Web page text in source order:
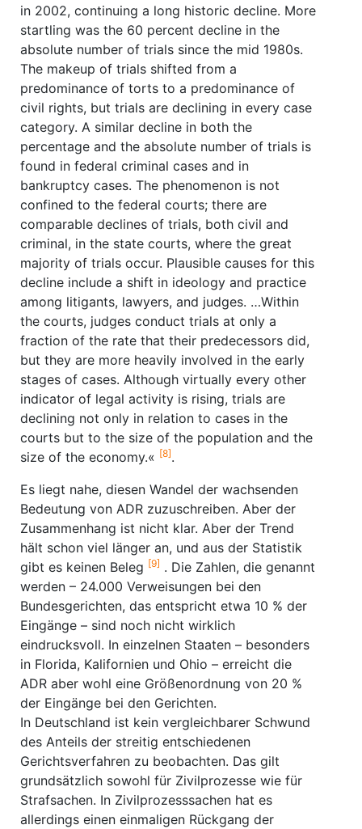
in 2002, continuing a long historic decline. More
startling was the 60 percent decline in the
absolute number of trials since the mid 1980s.
The makeup of trials shifted from a
predominance of torts to a predominance of
civil rights, but trials are declining in every case
category. A similar decline in both the
percentage and the absolute number of trials is
found in federal criminal cases and in
bankruptcy cases. The phenomenon is not
confined to the federal courts; there are
comparable declines of trials, both civil and
criminal, in the state courts, where the great
majority of trials occur. Plausible causes for this
decline include a shift in ideology and practice
among litigants, lawyers, and judges. …Within
the courts, judges conduct trials at only a
fraction of the rate that their predecessors did,
but they are more heavily involved in the early
stages of cases. Although virtually every other
indicator of legal activity is rising, trials are
declining not only in relation to cases in the
courts but to the size of the population and the
size of the economy.« [8].
Es liegt nahe, diesen Wandel der wachsenden
Bedeutung von ADR zuzuschreiben. Aber der
Zusammenhang ist nicht klar. Aber der Trend
hält schon viel länger an, und aus der Statistik
gibt es keinen Beleg [9] . Die Zahlen, die genannt
werden – 24.000 Verweisungen bei den
Bundesgerichten, das entspricht etwa 10 % der
Eingänge – sind noch nicht wirklich
eindrucksvoll. In einzelnen Staaten – besonders
in Florida, Kalifornien und Ohio – erreicht die
ADR aber wohl eine Größenordnung von 20 %
der Eingänge bei den Gerichten.
In Deutschland ist kein vergleichbarer Schwund
des Anteils der streitig entschiedenen
Gerichtsverfahren zu beobachten. Das gilt
grundsätzlich sowohl für Zivilprozesse wie für
Strafsachen. In Zivilprozesssachen hat es
allerdings einen einmaligen Rückgang der